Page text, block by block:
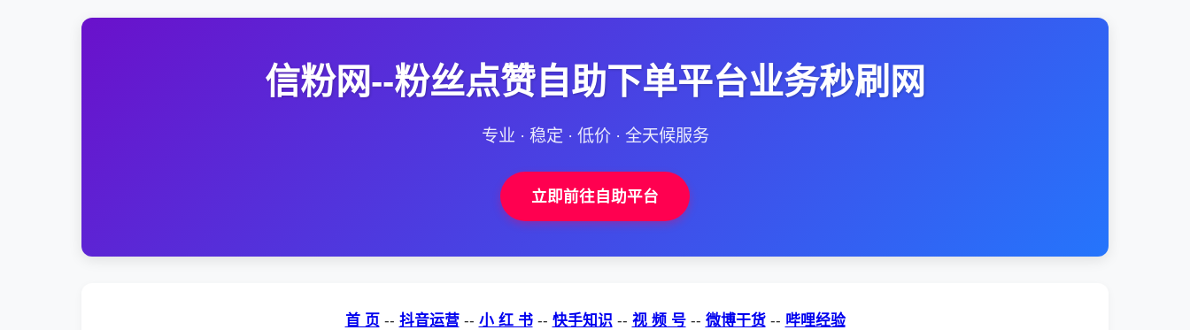
信粉网--粉丝点赞自助下单平台业务秒刷网
专业 · 稳定 · 低价 · 全天候服务
立即前往自助平台
首 页 -- 抖音运营 -- 小 红 书 -- 快手知识 -- 视 频 号 -- 微博干货 -- 哔哩经验